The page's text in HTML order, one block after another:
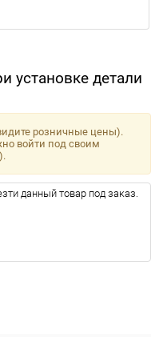
установке детали
розничные цены).
войти под своим
данный товар под заказ.